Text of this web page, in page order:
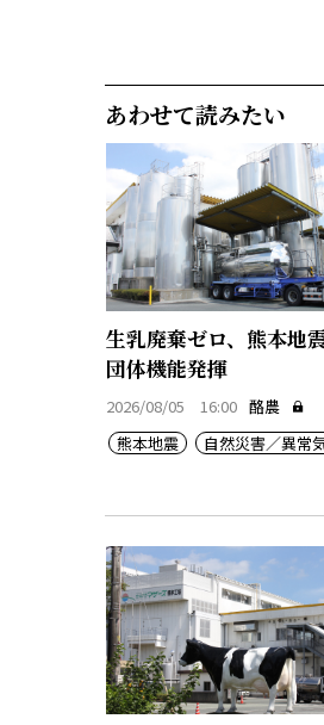
あわせて読みたい
生乳廃棄ゼロ、熊本地
団体機能発揮
2026/08/05 16:00 酪農
熊本地震
自然災害／異常